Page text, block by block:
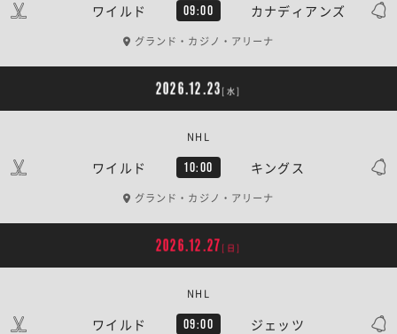
ワイルド 09:00 カナディアンズ
グランド・カジノ・アリーナ
2026.12.23 [水]
ワイルド 10:00 キングス
NHL
グランド・カジノ・アリーナ
2026.12.27 [日]
ワイルド 09:00 ジェッツ
NHL